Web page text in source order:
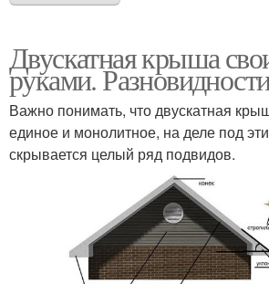
Двускатная крыша
руками.
Важно понимать, что двускатная
единое и монолитное, на деле под
скрывается целый ряд подвидов.